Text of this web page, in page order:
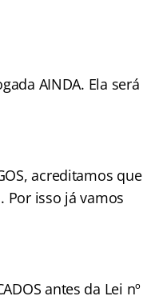
AINDA. Ela será
acreditamos que
Por isso já vamos
antes da Lei nº